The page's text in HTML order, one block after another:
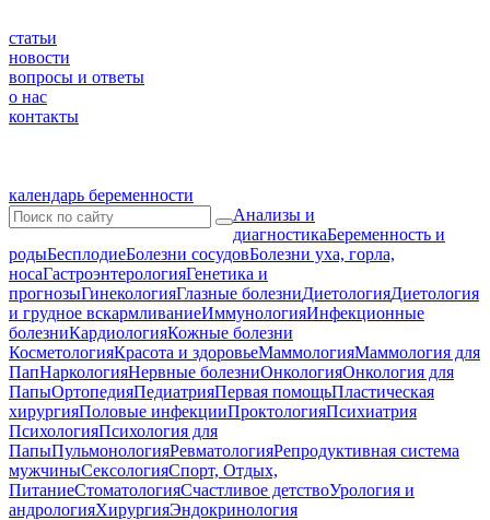
статьи
новости
вопросы и ответы
о нас
контакты
календарь беременности
Анализы и
диагностикаБеременность и
родыБесплодиеБолезни сосудовБолезни уха, горла,
носаГастроэнтерологияГенетика и
прогнозыГинекологияГлазные болезниДиетологияДиетология
и грудное вскармливаниеИммунологияИнфекционные
болезниКардиологияКожные болезни
КосметологияКрасота и здоровьеМаммологияМаммология для
ПапНаркологияНервные болезниОнкологияОнкология для
ПапыОртопедияПедиатрияПервая помощьПластическая
хирургияПоловые инфекцииПроктологияПсихиатрия
ПсихологияПсихология для
ПапыПульмонологияРевматологияРепродуктивная система
мужчиныСексологияСпорт, Отдых,
ПитаниеСтоматологияСчастливое детствоУрология и
андрологияХирургияЭндокринология